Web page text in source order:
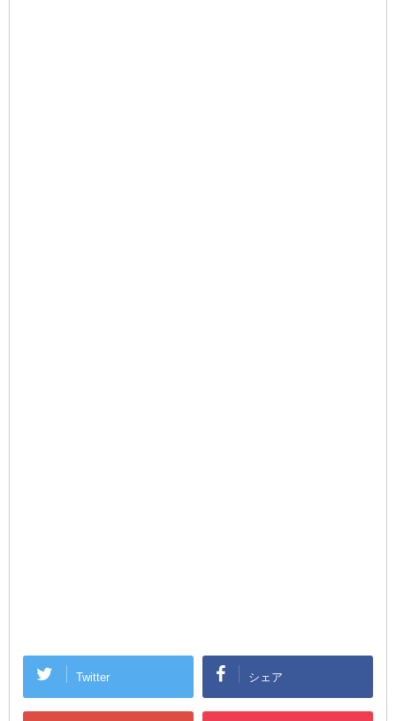
Twitter シェア